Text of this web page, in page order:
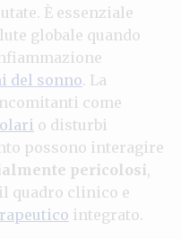
È essenziale
globale quando
del sonno. La
come
o disturbi
possono interagire
pericolosi,
quadro clinico e
integrato.